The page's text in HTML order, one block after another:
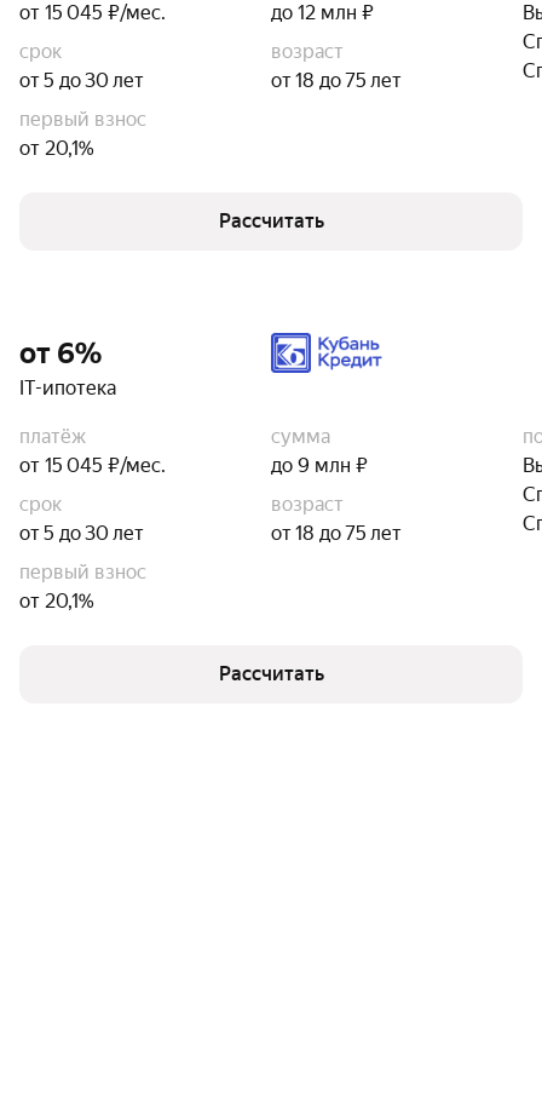
от 15 045 ₽/мес.
до 12 млн ₽
срок
от 5 до 30 лет
возраст
от 18 до 75 лет
первый взнос
от 20,1%
Рассчитать
от 6%
IT-ипотека
платёж
от 15 045 ₽/мес.
сумма
до 9 млн ₽
срок
от 5 до 30 лет
возраст
от 18 до 75 лет
первый взнос
от 20,1%
Рассчитать